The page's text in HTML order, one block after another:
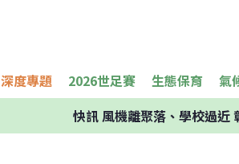
深度專題 2026世足賽 生態保育 氣
快訊風機離聚落、學校過近